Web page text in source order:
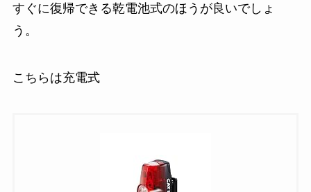
すぐに復帰できる乾電池式のほうが良いでしょ
う。
こちらは充電式